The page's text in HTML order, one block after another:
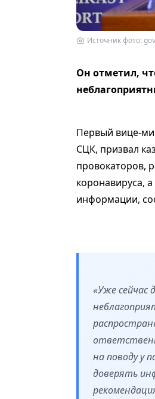
Источник фото:
Он отметил,
Первый вице-
СЦК, призвал
провокаторов,
коронавируса,
информации,
«Уже сейчас
на поводу у
доверять